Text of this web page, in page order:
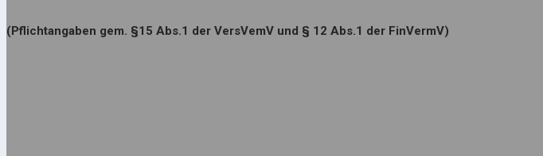
(Pflichtangaben gem. §15 Abs.1 der VersVemV und § 12 Abs.1 der FinVermV)